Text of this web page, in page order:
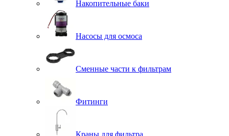
Накопительные баки
Насосы для осмоса
Сменные части к фильтрам
Фитинги
Краны для фильтра